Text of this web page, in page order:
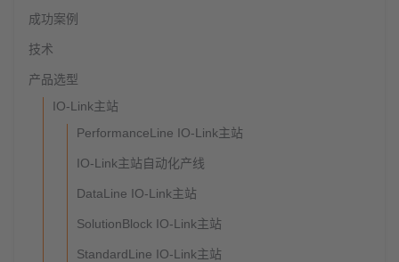
成功案例
技术
产品选型
IO-Link主站
PerformanceLine IO-Link主站
IO-Link主站自动化产线
DataLine IO-Link主站
SolutionBlock IO-Link主站
StandardLine IO-Link主站